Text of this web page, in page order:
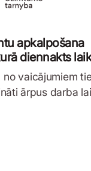
apkalpošana
diennakts
no vaicājumiem
ārpus darba